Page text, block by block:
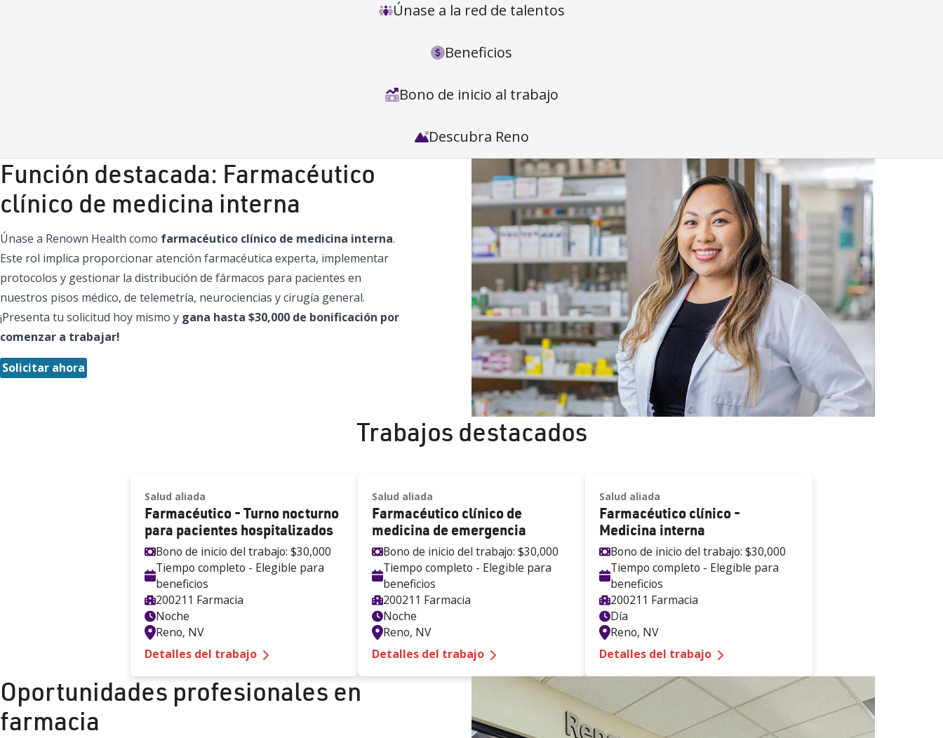
Únase a la red de talentos
Beneficios
Bono de inicio al trabajo
Descubra Reno
Función destacada: Farmacéutico
clínico de medicina interna
Únase a Renown Health como farmacéutico clínico de medicina interna.
Este rol implica proporcionar atención farmacéutica experta, implementar
protocolos y gestionar la distribución de fármacos para pacientes en
nuestros pisos médico, de telemetría, neurociencias y cirugía general.
¡Presenta tu solicitud hoy mismo y gana hasta $30,000 de bonificación por
comenzar a trabajar!
Solicitar ahora
Trabajos destacados
Salud aliada
Farmacéutico - Turno nocturno
para pacientes hospitalizados
Bono de inicio del trabajo: $30,000
Tiempo completo - Elegible para
beneficios
200211 Farmacia
Noche
Reno, NV
Detalles del trabajo — Pharmacist - Inpatient Nightshift
Salud aliada
Farmacéutico clínico de
medicina de emergencia
Bono de inicio del trabajo: $30,000
Tiempo completo - Elegible para
beneficios
200211 Farmacia
Noche
Reno, NV
Detalles del trabajo — Farmacéutico clínico de medicina deemergencia
Salud aliada
Farmacéutico clínico -
Medicina interna
Bono de inicio del trabajo: $30,000
Tiempo completo - Elegible para
beneficios
200211 Farmacia
Día
Reno, NV
Detalles del trabajo — Farmacéutico
Oportunidades profesionales en
farmacia